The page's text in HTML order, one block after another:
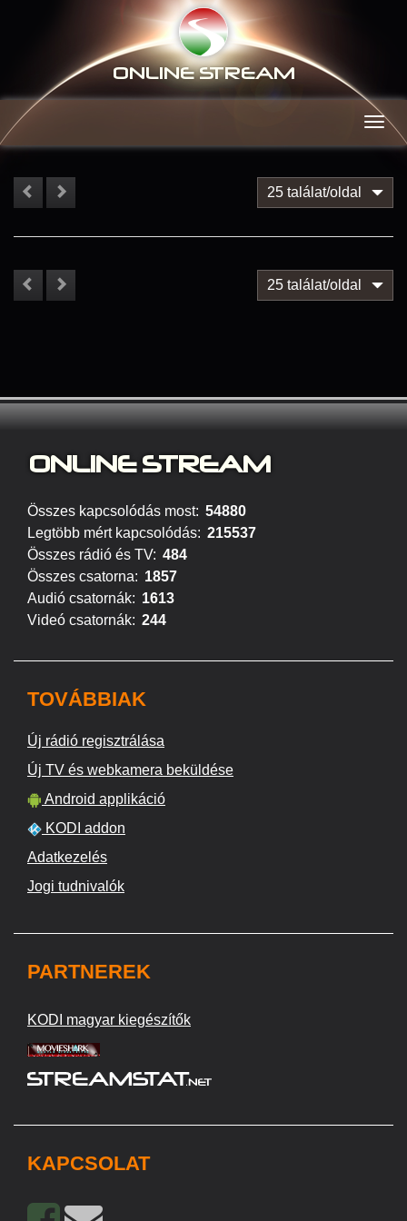
ONLINE STREAM
25 találat/oldal
25 találat/oldal
ONLINE STREAM
Összes kapcsolódás most: 54880
Legtöbb mért kapcsolódás: 215537
Összes rádió és TV: 484
Összes csatorna: 1857
Audió csatornák: 1613
Videó csatornák: 244
TOVÁBBIAK
Új rádió regisztrálása
Új TV és webkamera beküldése
Android applikáció
KODI addon
Adatkezelés
Jogi tudnivalók
PARTNEREK
KODI magyar kiegészítők
KAPCSOLAT